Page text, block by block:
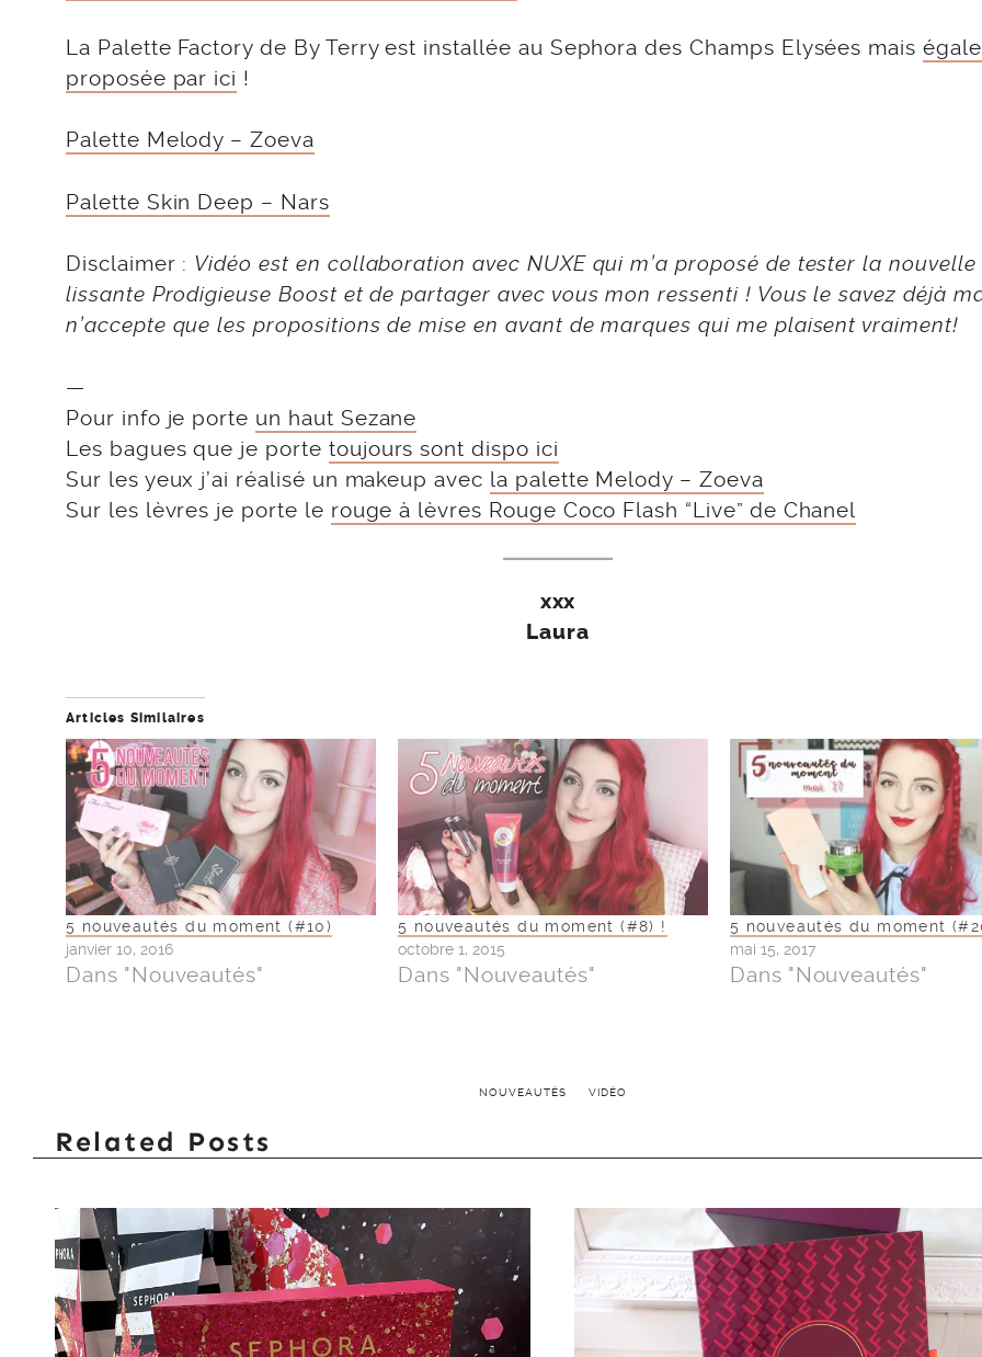
La Palette Factory de By Terry est installée au Sephora des Champs Elysées mais
proposée par ici !
Palette Melody – Zoeva
Palette Skin Deep – Nars
Disclaimer : Vidéo est en collaboration avec NUXE qui m’a proposé de tester la nouvelle
lissante Prodigieuse Boost et de partager avec vous mon ressenti ! Vous le savez déjà
n’accepte que les propositions de mise en avant de marques qui me plaisent vraiment!
—
Pour info je porte un haut Sezane
Les bagues que je porte toujours sont dispo ici
Sur les yeux j’ai réalisé un makeup avec la palette Melody – Zoeva
Sur les lèvres je porte le rouge à lèvres Rouge Coco Flash “Live” de Chanel
xxx
Laura
Articles Similaires
5 nouveautés du moment (#10)
janvier 10, 2016
Dans "Nouveautés"
5 nouveautés du moment (#8) !
octobre 1, 2015
Dans "Nouveautés"
5 nouveautés du moment
mai 15, 2017
Dans "Nouveautés"
NOUVEAUTÉS VIDÉO
Related Posts